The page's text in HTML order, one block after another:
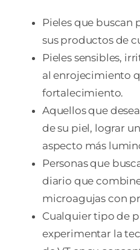
Pieles que buscan
sus productos de
Pieles sensibles,
al enrojecimiento
fortalecimiento.
Aquellos que
de su piel, lograr
aspecto más
Personas que
diario que
microagujas con
Cualquier tipo de
experimentar la